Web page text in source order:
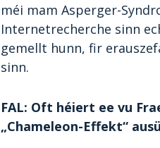
méi mam Asperger-
Internetrecherche sinn
gemellt hunn, fir
sinn.
FAL: Oft héiert ee vu
„Chameleon-Effekt“